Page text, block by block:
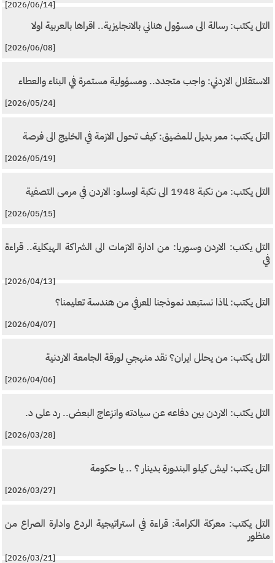
[2026/06/14]
التل يكتب: رسالة الى مسؤول هناني بالانجليزية.. اقراها بالعربية اولا
[2026/06/08]
الاستقلال الاردني: واجب متجدد.. ومسؤولية مستمرة في البناء والعطاء
[2026/05/24]
التل يكتب: ممر بديل للمضيق: كيف تحول الازمة في الخليج الى فرصة
[2026/05/19]
التل يكتب: من نكبة 1948 الى نكبة اوسلو: الاردن في مرمى التصفية
[2026/05/15]
التل يكتب: الاردن وسوريا: من ادارة الازمات الى الشراكة الهيكلية.. قراءة
في
[2026/04/13]
التل يكتب: لماذا نستبعد نموذجنا المعرفي من هندسة تعليمنا؟
[2026/04/07]
التل يكتب: من يحلل ايران؟ نقد منهجي لورقة الجامعة الاردنية
[2026/04/06]
التل يكتب: الاردن بين دفاعه عن سيادته وانزعاج البعض.. رد على د.
[2026/03/28]
التل يكتب: ليش كيلو البندورة بدينار ؟ .. يا حكومة
[2026/03/27]
التل يكتب: معركة الكرامة: قراءة في استراتيجية الردع وادارة الصراع من
منظور
[2026/03/21]